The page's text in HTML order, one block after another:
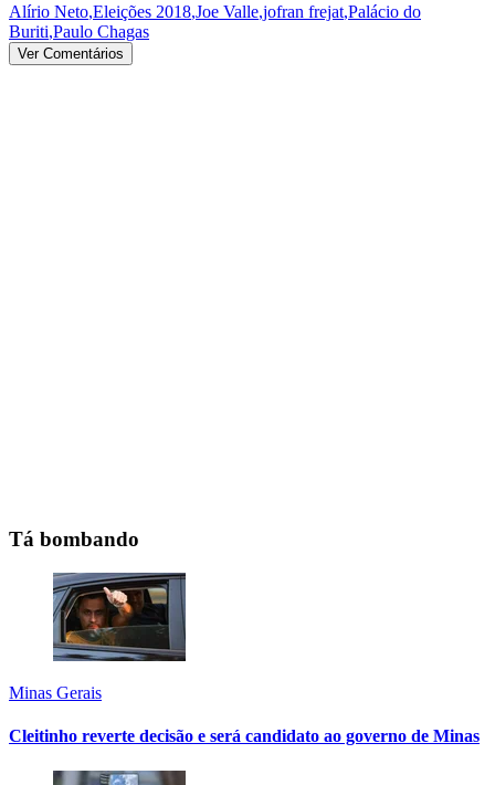
Alírio Neto,Eleições 2018,Joe Valle,jofran frejat,Palácio do
Buriti,Paulo Chagas
Ver Comentários
Tá bombando
Minas Gerais
Cleitinho reverte decisão e será candidato ao governo de Minas